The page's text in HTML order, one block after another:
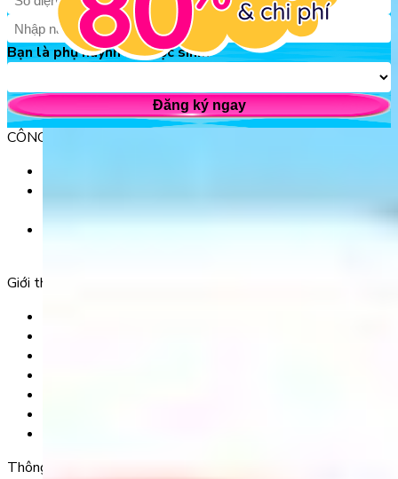
Bạn là phụ huynh hay học sinh?
Đăng ký ngay
CÔNG TY TNHH GIÁO DỤC UNICLASS
Xuân, thành phố Hà Nội, Việt Nam.
Tầng 5, Tòa nhà G8 Golden, 113 - 115 Ung Văn Khiêm,
Giới thiệu
Thông tin chuyển khoản